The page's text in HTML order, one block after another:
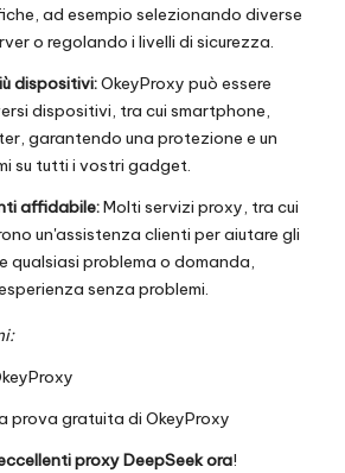
ad esempio selezionando diverse
o regolando i livelli di sicurezza.
dispositivi:OkeyProxy può essere
dispositivi, tra cui smartphone,
garantendo una protezione e un
su tutti i vostri gadget.
affidabile:Molti servizi proxy, tra cui
un'assistenza clienti per aiutare gli
qualsiasi problema o domanda,
senza problemi.
prova gratuita di OkeyProxy
proxy DeepSeek ora!